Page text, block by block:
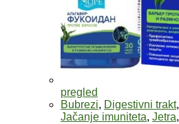
pregled
Bubrezi, Digestivni trakt,
Jačanje imuniteta, Jetra,